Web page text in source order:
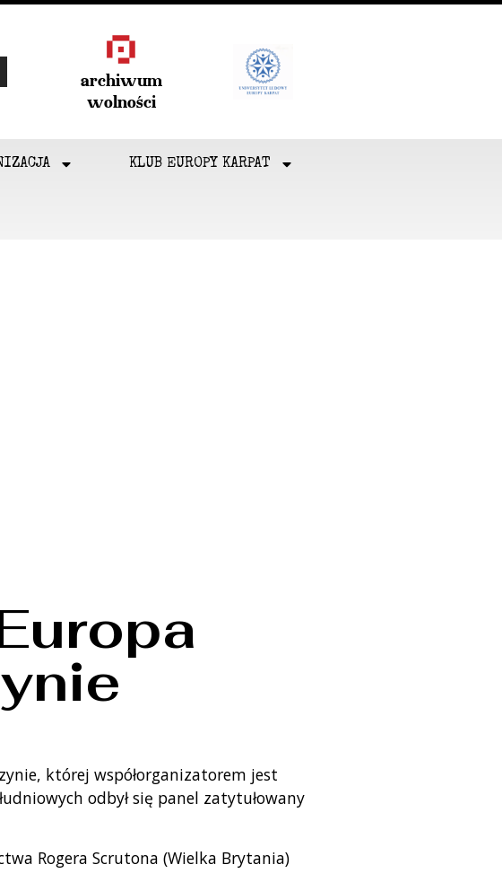
archiwum
wolności
KLUB EUROPY KARPAT
której współorganizatorem jest
odbył się panel zatytułowany
Rogera Scrutona (Wielka Brytania)